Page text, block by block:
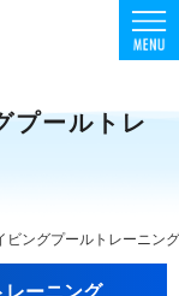
ールトレ
ングを安全に楽しめる環境
ングプールトレーニング
ーニング